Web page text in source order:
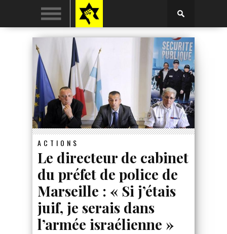
ACTIONS
Le directeur de cabinet
du préfet de police de
Marseille : « Si j’étais
juif, je serais dans
l’armée israélienne »